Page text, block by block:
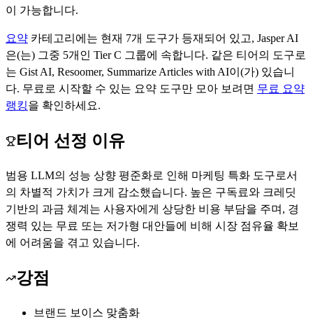
이 가능합니다.
요약 카테고리에는 현재 7개 도구가 등재되어 있고, Jasper AI
은(는) 그중 5개인 TierC 그룹에 속합니다. 같은 티어의 도구로
는 Gist AI, Resoomer, Summarize Articles with AI이(가) 있습니
다. 무료로 시작할 수 있는 요약 도구만 모아 보려면 무료 요약
랭킹을 확인하세요.
티어 선정 이유
범용 LLM의 성능 상향 평준화로 인해 마케팅 특화 도구로서
의 차별적 가치가 크게 감소했습니다. 높은 구독료와 크레딧
기반의 과금 체계는 사용자에게 상당한 비용 부담을 주며, 경
쟁력 있는 무료 또는 저가형 대안들에 비해 시장 점유율 확보
에 어려움을 겪고 있습니다.
강점
브랜드 보이스 맞춤화